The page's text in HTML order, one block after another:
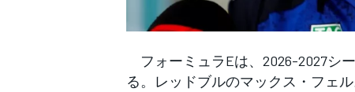
フォーミュラEは、2026-2027シ
る。レッドブルのマックス・フェ